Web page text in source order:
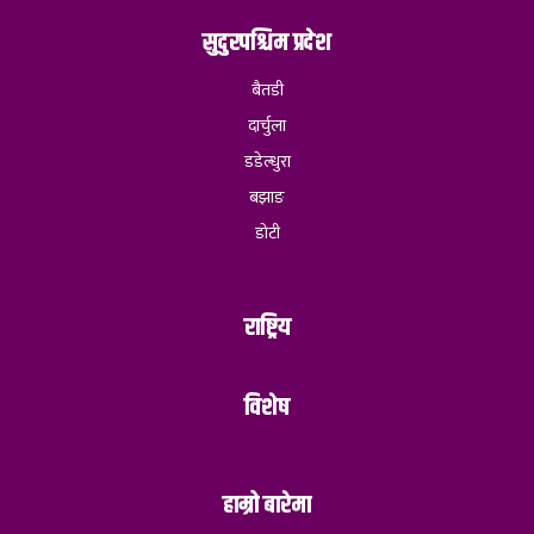
सुदुरपश्चिम प्रदेश
बैतडी
दार्चुला
डडेल्धुरा
बझाङ
डोटी
राष्ट्रिय
विशेष
हाम्रो बारेमा